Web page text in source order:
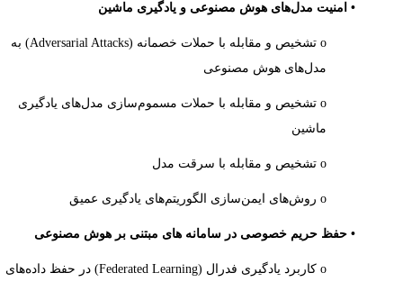
• امنیت مدل‌های هوش مصنوعی و یادگیری ماشین
(Adversarial Attacks) به
مدل‌های هوش مصنوعی
o تشخیص و مقابله با حملات مسموم‌سازی مدل‌های یادگیری
ماشین
• حفظ حریم خصوصی در سامانه های مبتنی بر هوش مصنوعی
(Federated Learning)در حفظ داده‌های